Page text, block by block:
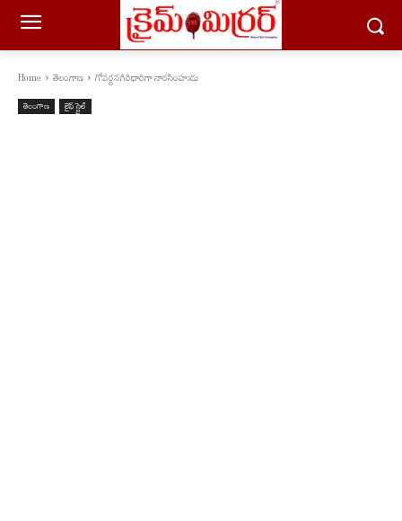
Home తెలంగాణ గోవర్ధనగిరిధారిగా నారసింహుడు
తెలంగాణ లైఫ్ స్టైల్